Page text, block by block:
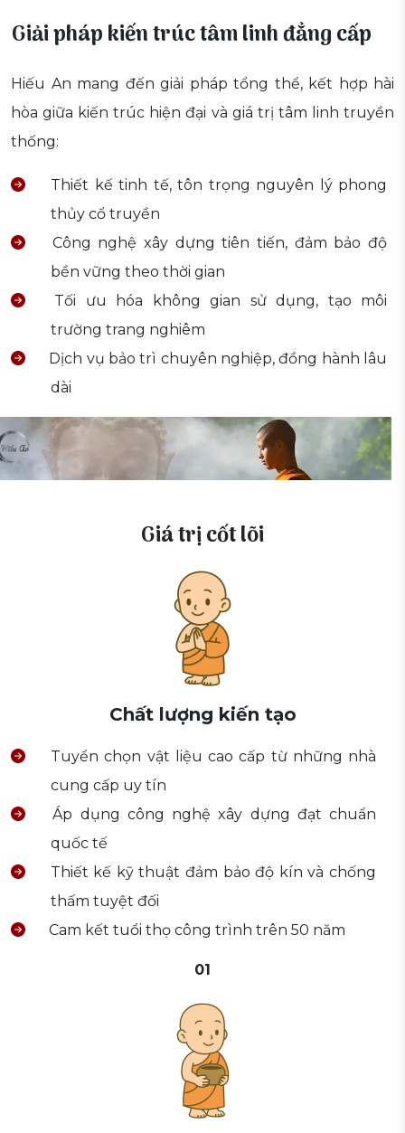
Giải pháp kiến trúc tâm linh đẳng cấp
Hiếu An mang đến giải pháp tổng thể, kết hợp hài
hòa giữa kiến trúc hiện đại và giá trị tâm linh truyền
thống:
Thiết kế tinh tế, tôn trọng nguyên lý phong
thủy cổ truyền
Công nghệ xây dựng tiên tiến, đảm bảo độ
bền vững theo thời gian
Tối ưu hóa không gian sử dụng, tạo môi
trường trang nghiêm
Dịch vụ bảo trì chuyên nghiệp, đồng hành lâu
dài
Giá trị cốt lõi
Chất lượng kiến tạo
Tuyển chọn vật liệu cao cấp từ những nhà
cung cấp uy tín
Áp dụng công nghệ xây dựng đạt chuẩn
quốc tế
Thiết kế kỹ thuật đảm bảo độ kín và chống
thấm tuyệt đối
Cam kết tuổi thọ công trình trên 50 năm
01